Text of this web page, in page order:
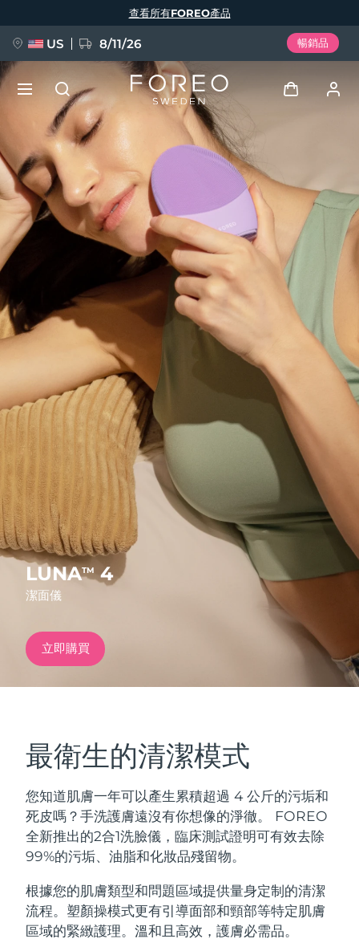
LUNATM4
潔面儀
立即購買
最衛生的清潔模式
您知道肌膚一年可以產生累積超過 4 公斤的污垢和
死皮嗎？手洗護膚遠沒有你想像的淨徹。 FOREO
全新推出的2合1洗臉儀，臨床測試證明可有效去除
99%的污垢、油脂和化妝品殘留物。
根據您的肌膚類型和問題區域提供量身定制的清潔
流程。塑顏操模式更有引導面部和頸部等特定肌膚
區域的緊緻護理。溫和且高效，護膚必需品。
查看所有FOREO產品
US 8/11/26 暢銷品
用戶信息
我的設備
我的訂單
我的地址
我的訂閱
新品
FAQ™ Pure Beauty-Tech Elixir
BREAKING NEWS
issa™ Teeth Whitening Set
FAQ™ Dual LED Panel
熱門產品
特別優惠
紅光療法
面部清潔
LUNA™ 4 套裝
Anti-aging massage
LUNA™ 4 Plus
緊致提拉
BEAR™ 2 套裝
Microcurrent toning
BEAR™ 2 go
補水保濕
UFO™ 3 套裝
口腔護理
issa™ 4
語言
English Deutsch
Español
Français
Italiano
Português
Svenska
Русский
Türkçe
简体中文 繁體中文
發貨國家
美國 11/08/2026
英國 預計送達日期 10/08/2026
西班牙 10/08/2026
澳洲 預計送達日期13/08/2026
法國 預計送達日期 10/08/2026
德國 預計送達日期10/08/2026
加拿大 14/08/2026
奧地利 預計送達日期
比利時 預計送達日期 10/08/2026
百慕達 預計送達日期
波士尼亞與赫塞哥維納 預計送達日期13/08/2026
汶萊 預計送達日期15/08/2026